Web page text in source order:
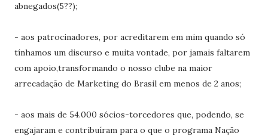
abnegados(5??);
- aos patrocinadores, por acreditarem em mim quando só
tínhamos um discurso e muita vontade, por jamais faltarem
com apoio,transformando o nosso clube na maior
arrecadação de Marketing do Brasil em menos de 2 anos;
- aos mais de 54.000 sócios-torcedores que, podendo, se
engajaram e contribuíram para o que o programa Nação